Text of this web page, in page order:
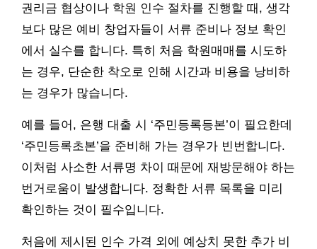
권리금 협상이나 학원 인수 절차를 진행할 때, 생각
보다 많은 예비 창업자들이 서류 준비나 정보 확인
에서 실수를 합니다. 특히 처음 학원매매를 시도하
는 경우, 단순한 착오로 인해 시간과 비용을 낭비하
는 경우가 많습니다.
예를 들어, 은행 대출 시 ‘주민등록등본’이 필요한데
‘주민등록초본’을 준비해 가는 경우가 빈번합니다.
이처럼 사소한 서류명 차이 때문에 재방문해야 하는
번거로움이 발생합니다. 정확한 서류 목록을 미리
확인하는 것이 필수입니다.
처음에 제시된 인수 가격 외에 예상치 못한 추가 비